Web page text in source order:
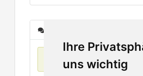
Ihre
uns wichtig
Keine Einträge